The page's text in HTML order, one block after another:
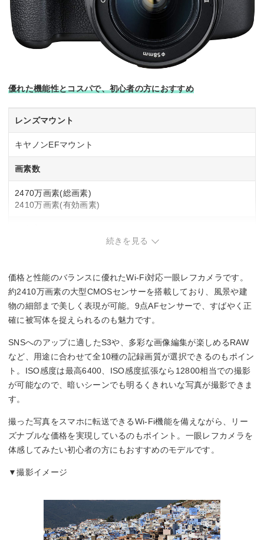
優れた機能性とコスパで、初心者の方におすすめ
レンズマウント
キヤノンEFマウント
画素数
2470万画素(総画素)
2410万画素(有効画素)
CMOS
撮影感度
標準：ISO100～6400
拡張：ISO12800
記録フォーマット
JPEG/RAW
1/4000～30秒
続きを見る
価格と性能のバランスに優れたWi-Fi対応一眼レフカメラです。
約2410万画素の大型CMOSセンサーを搭載しており、風景や建
物の細部まで美しく表現が可能。9点AFセンサーで、すばやく正
確に被写体を捉えられるのも魅力です。
SNSへのアップに適したS3や、多彩な画像編集が楽しめるRAW
など、用途に合わせて全10種の記録画質が選択できるのもポイン
ト。ISO感度は最高6400、ISO感度拡張なら12800相当での撮影
が可能なので、暗いシーンでも明るくきれいな写真が撮影できま
す。
撮った写真をスマホに転送できるWi-Fi機能を備えながら、リー
ズナブルな価格を実現しているのもポイント。一眼レフカメラを
体感してみたい初心者の方にもおすすめのモデルです。
▼撮影イメージ